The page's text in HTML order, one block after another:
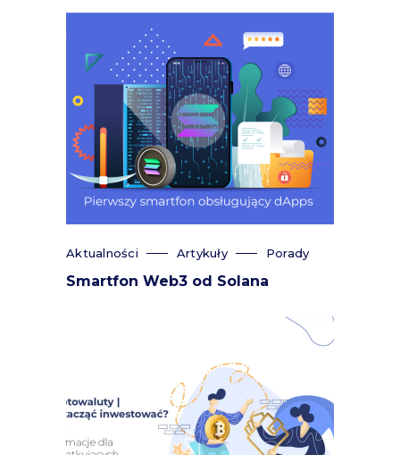
Aktualności Artykuły Porady
Smartfon Web3 od Solana